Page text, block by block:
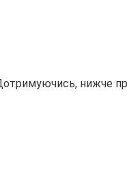
нижче